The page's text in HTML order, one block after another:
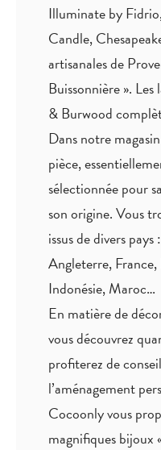
Illuminate by
Candle,
artisanales de
Buissonnière ».
& Burwood
Dans notre
pièce,
sélectionnée pour
son origine. Vous
issus de divers
Angleterre,
Indonésie, Maroc…
En matière de
vous découvrez
profiterez de
l’aménagement
Cocoonly vous
magnifiques bijoux